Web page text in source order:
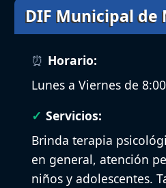
DIF Municipal de
Horario:
Lunes a Viernes de
Servicios:
Brinda terapia
en general, atención
niños y adolescentes.